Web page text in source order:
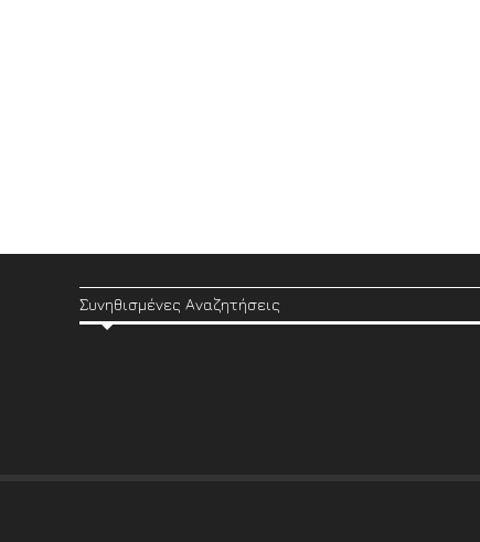
Συνηθισμένες Αναζητήσεις